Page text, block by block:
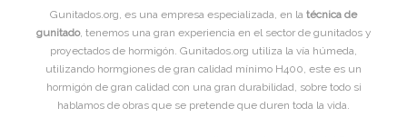
Gunitados.org, es una empresa especializada, en la técnica de
gunitado, tenemos una gran experiencia en el sector de gunitados y
proyectados de hormigón. Gunitados.org utiliza la vía húmeda,
utilizando hormgiones de gran calidad mínimo H400, este es un
hormigón de gran calidad con una gran durabilidad, sobre todo si
hablamos de obras que se pretende que duren toda la vida.